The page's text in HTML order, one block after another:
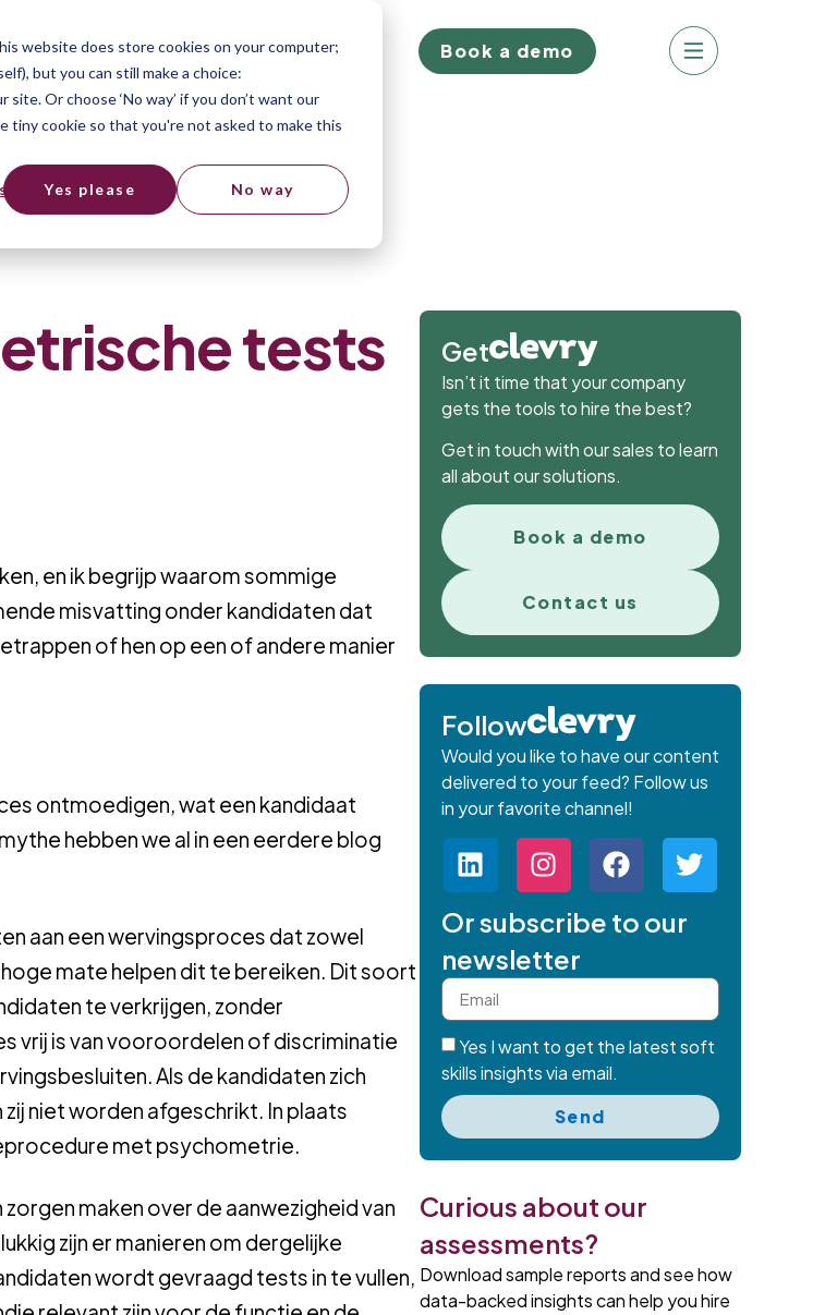
website does store cookies on your computer;
but you can still make a choice:
Or choose ‘No way’ if you don’t want our
tiny cookie so that you're not asked to make this
Yes please No way
Book a demo
af?
tests
en ik begrijp waarom sommige
misvatting onder kandidaten dat
of hen op een of andere manier
ontmoedigen, wat een kandidaat
hebben we al in een eerdere blog
aan een wervingsproces dat zowel
mate helpen dit te bereiken. Dit soort
te verkrijgen, zonder
vrij is van vooroordelen of discriminatie
Als de kandidaten zich
niet worden afgeschrikt. In plaats
met psychometrie.
maken over de aanwezigheid van
zijn er manieren om dergelijke
wordt gevraagd tests in te vullen,
Get
Isn’t it time that your company
gets the tools to hire the best?
Get in touch with our sales to learn
all about our solutions.
Book a demo
Contact us
Follow
Would you like to have our content
delivered to your feed? Follow us
in your favorite channel!
Or subscribe to our
newsletter
Yes I want to get the latest soft
skills insights via email.
Send
Curious about our
assessments?
Download sample reports and see how
data-backed insights can help you hire